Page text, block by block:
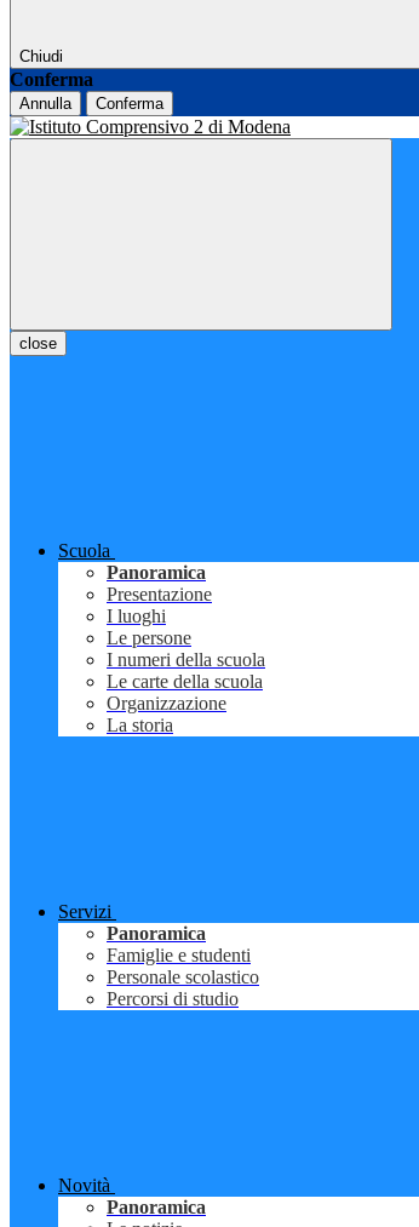
Chiudi
Conferma
Annulla Conferma
close
Scuola
Panoramica
Presentazione
I luoghi
Le persone
I numeri della scuola
Le carte della scuola
Organizzazione
La storia
Servizi
Panoramica
Famiglie e studenti
Personale scolastico
Percorsi di studio
Novità
Panoramica